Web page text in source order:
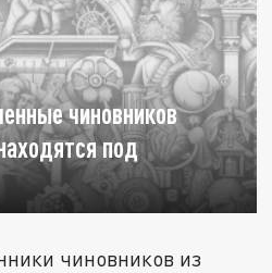
чиновников
под
чиновников из